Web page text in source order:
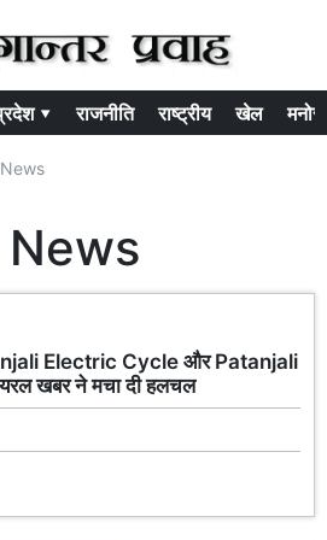
▾ राजनीति राष्ट्रीय खेल
Electric Cycle और Patanjali
खबर ने मचा दी हलचल